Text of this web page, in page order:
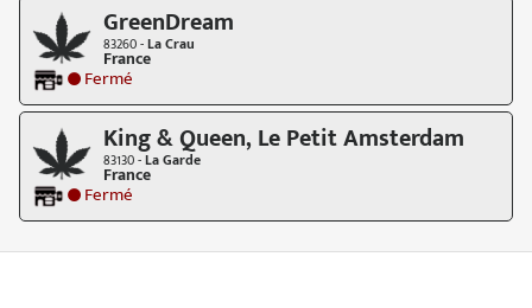
GreenDream
83260 -La Crau
France
Fermé
King & Queen, Le Petit Amsterdam
83130 -La Garde
France
Fermé